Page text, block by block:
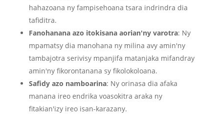
hahazoana ny fampisehoana tsara indrindra dia
tafiditra.
Fanohanana azo itokisana aorian'ny varotra: Ny
mpamatsy dia manohana ny milina avy amin'ny
tambajotra serivisy mpanjifa matanjaka mifandray
amin'ny fikorontanana sy fikolokoloana.
Safidy azo namboarina: Ny orinasa dia afaka
manana ireo endrika voasokitra araka ny
fitakian'izy ireo isan-karazany.